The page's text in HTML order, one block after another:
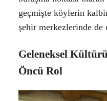
geçmişte köylerin
şehir merkezlerinde de
Geleneksel
Öncü Rol